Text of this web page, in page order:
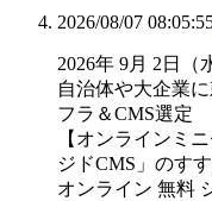
2026/08/07
2026年 9月 2日（
自治体や大企業
フラ＆CMS選定
【オンラインミ
ジドCMS」のす
オンライン 無料